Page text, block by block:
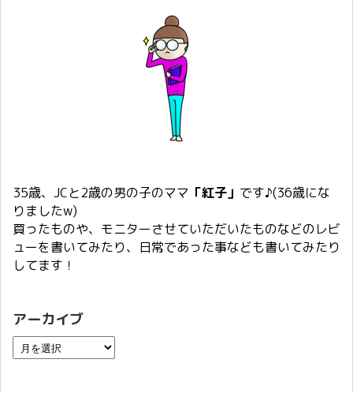
35歳、JCと2歳の男の子のママ 「紅子」 です♪(36歳にな
りましたw)
買ったものや、モニターさせていただいたものなどのレビ
ューを書いてみたり、日常であった事なども書いてみたり
してます！
アーカイブ